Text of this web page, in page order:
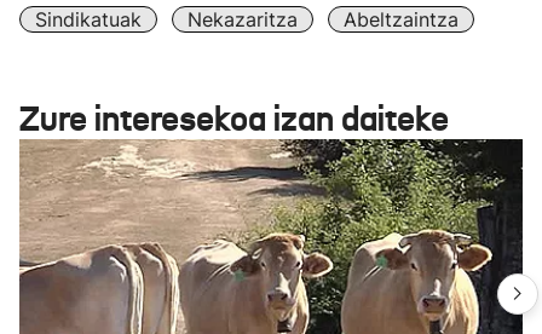
Sindikatuak
Nekazaritza Abeltzaintza
Zure interesekoa izan daiteke